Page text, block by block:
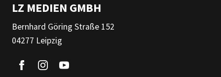
LZ MEDIEN GMBH
Bernhard Göring Straße 152
04277 Leipzig